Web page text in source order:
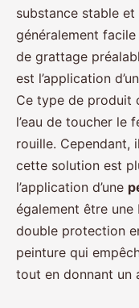
substance stable
généralement
de grattage
est l’application d’un
Ce type de produit
l’eau de toucher le
rouille. Cependant,
cette solution est
l’application d’une
également être
double protection
peinture qui
tout en donnant un